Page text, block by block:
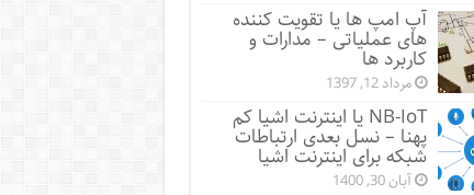
آپ امپ ها یا تقویت کننده
های عملیاتی – مدارات و
کاربرد ها
مرداد 12, 1397
NB-IoT یا اینترنت اشیا کم
پهنا – نسل بعدی ارتباطات
شبکه برای اینترنت اشیا
آبان 30, 1400